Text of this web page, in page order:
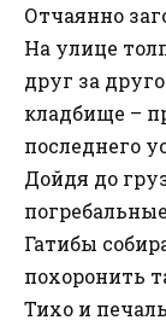
Отчаянно
На улице
друг за
кладбище –
последнего
Дойдя до
Гатибы
похоронить
Тихо и